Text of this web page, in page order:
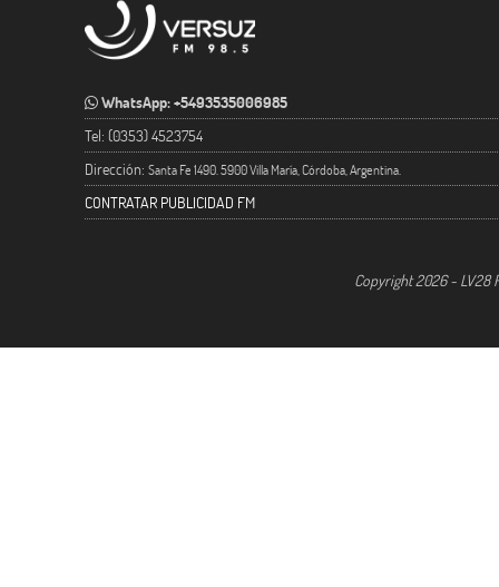
WhatsApp: +5493535006985
Tel: (0353) 4523754
Dirección: Santa Fe 1490. 5900 Villa María, Córdoba, Argentina.
CONTRATAR PUBLICIDAD FM
Copyright 2026 - LV28